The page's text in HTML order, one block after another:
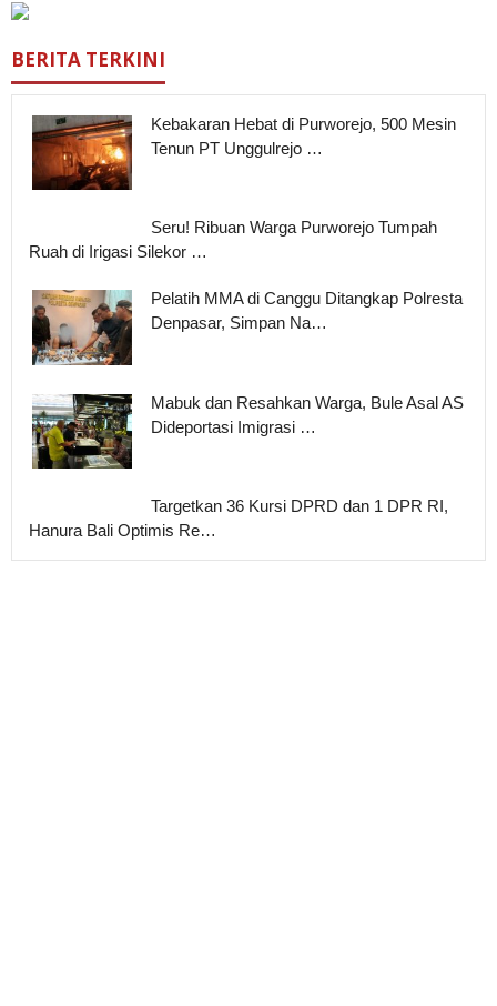
BERITA TERKINI
Kebakaran Hebat di Purworejo, 500 Mesin
Tenun PT Unggulrejo …
Seru! Ribuan Warga Purworejo Tumpah
Ruah di Irigasi Silekor …
Pelatih MMA di Canggu Ditangkap Polresta
Denpasar, Simpan Na…
Mabuk dan Resahkan Warga, Bule Asal AS
Dideportasi Imigrasi …
Targetkan 36 Kursi DPRD dan 1 DPR RI,
Hanura Bali Optimis Re…